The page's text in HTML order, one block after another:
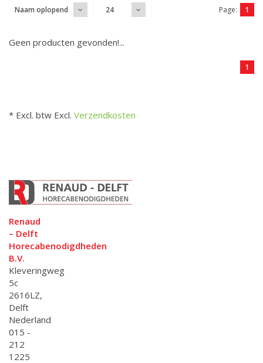
Naam oplopend 24 Page: 1
Geen producten gevonden!...
1
* Excl. btw Excl. Verzendkosten
Renaud
– Delft
Horecabenodigdheden
B.V.
Kleveringweg
5c
2616LZ,
Delft
Nederland
015 -
212
1225